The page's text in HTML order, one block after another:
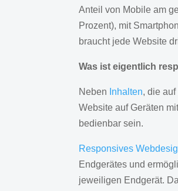
Anteil von Mobile am
Prozent), mit
braucht jede Website
Was ist eigentlich
Neben Inhalten, die
Website auf Geräten
bedienbar sein.
Responsives
Endgerätes und
jeweiligen Endgerät.